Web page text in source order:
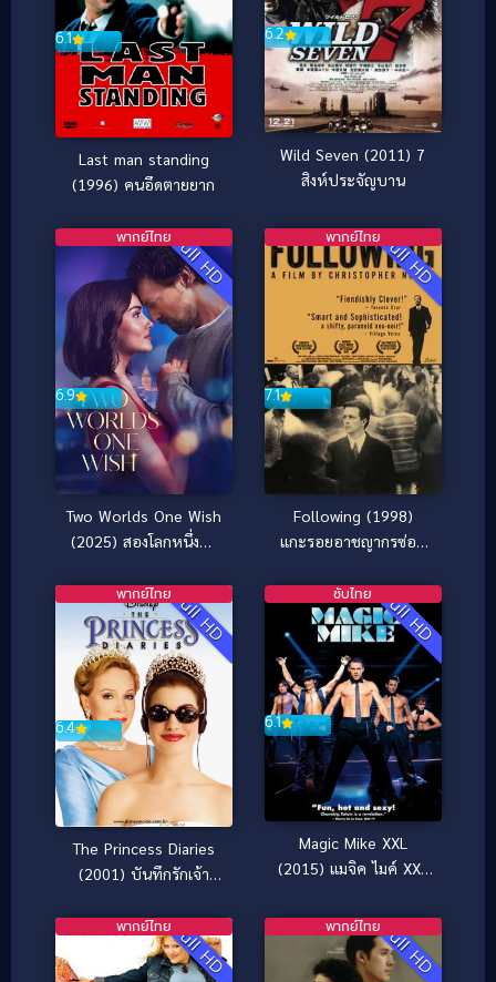
6.1
Last man standing
(1996) คนอึดตายยาก
6.2
Wild Seven (2011) 7
สิงห์ประจัญบาน
Full HD
6.9
พากย์ไทย
Two Worlds One Wish
(2025) สองโลกหนึ่งคำ
Full HD
7.1
พากย์ไทย
Following (1998)
แกะรอยอาชญากรซ่อน
Full HD
6.4
พากย์ไทย
The Princess Diaries
(2001) บันทึกรักเจ้า
Full HD
6.1
ซับไทย
Magic Mike XXL
(2015) แมจิค ไมค์ XXL
Full HD
พากย์ไทย Full HD
พากย์ไทย